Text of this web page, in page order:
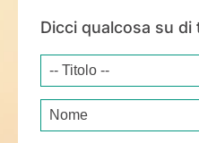
Dicci qualcosa su di
Title
Name